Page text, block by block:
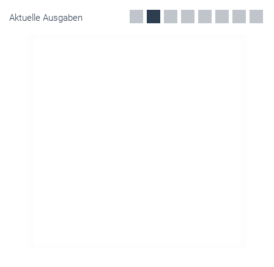
Aktuelle Ausgaben